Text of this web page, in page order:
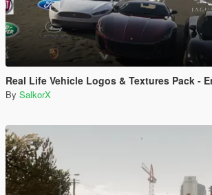
Real Life Vehicle Logos & Textures Pack -
By SalkorX